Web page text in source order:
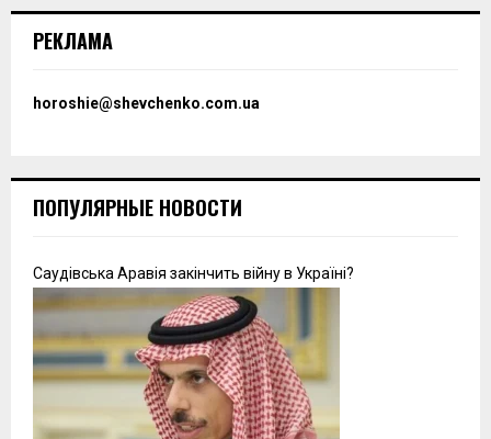
РЕКЛАМА
horoshie@shevchenko.com.ua
ПОПУЛЯРНЫЕ НОВОСТИ
Саудівська Аравія закінчить війну в Україні?